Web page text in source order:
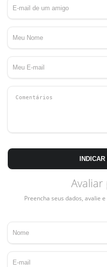
Preencha seus dados, avalie